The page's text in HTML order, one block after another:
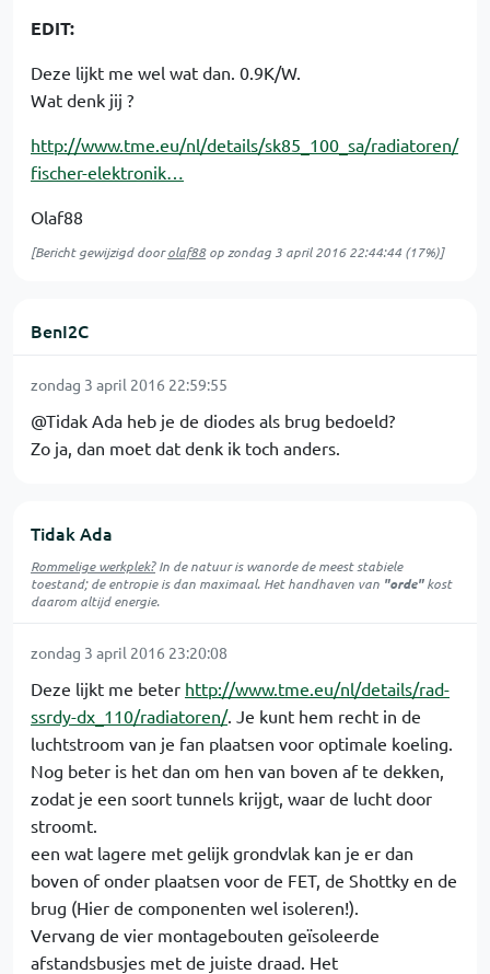
EDIT:
Deze lijkt me wel wat dan. 0.9K/W.
Wat denk jij ?
http://www.tme.eu/nl/details/sk85_100_sa/radiatoren/
fischer-elektronik…
Olaf88
[Bericht gewijzigd doorolaf88op zondag 3 april 2016 22:44:44 (17%)]
BenI2C
zondag 3 april 2016 22:59:55
@Tidak Ada heb je de diodes als brug bedoeld?
Zo ja, dan moet dat denk ik toch anders.
Tidak Ada
Rommelige werkplek?In de natuur iswanordede meest stabiele
toestand; de entropie is dan maximaal. Het handhaven van "orde"kost
daarom altijd energie.
zondag 3 april 2016 23:20:08
Deze lijkt me beter http://www.tme.eu/nl/details/rad-
ssrdy-dx_110/radiatoren/. Je kunt hem recht in de
luchtstroom van je fan plaatsen voor optimale koeling.
Nog beter is het dan om hen van boven af te dekken,
zodat je een soort tunnels krijgt, waar de lucht door
stroomt.
een wat lagere met gelijk grondvlak kan je er dan
boven of onder plaatsen voor de FET, de Shottky en de
brug (Hier de componenten wel isoleren!).
Vervang de vier montagebouten geïsoleerde
afstandsbusjes met de juiste draad. Het